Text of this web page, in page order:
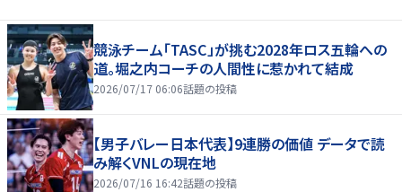
競泳チーム「TASC」が挑む2028年ロス五輪への
道。堀之内コーチの人間性に惹かれて結成
2026/07/17 06:06話題の投稿
【男子バレー日本代表】9連勝の価値 データで読
み解くVNLの現在地
2026/07/16 16:42話題の投稿